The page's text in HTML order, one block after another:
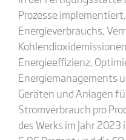
Prozesse
Energieverbrauchs,
Energieeffizienz,
Energiemanagements
Geräten und Anlagen
Stromverbrauch pro
des Werks im Jahr